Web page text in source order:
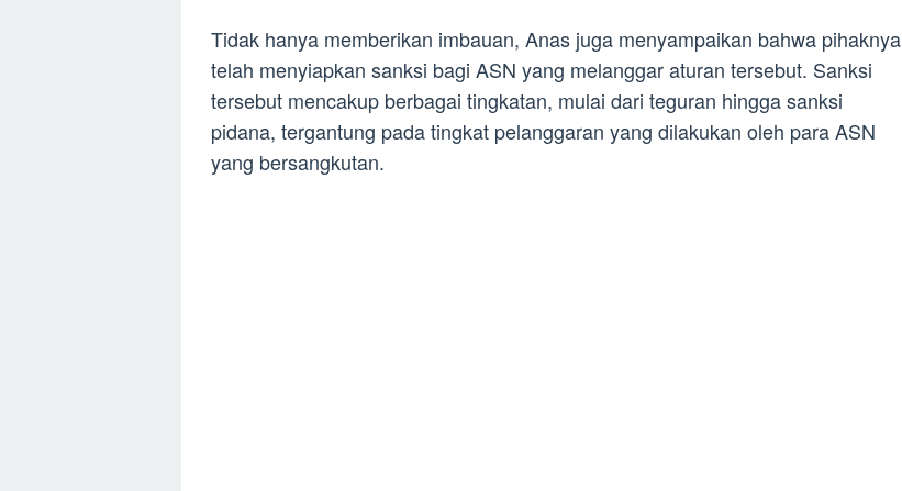
Tidak hanya memberikan imbauan, Anas juga menyampaikan bahwa pihaknya
telah menyiapkan sanksi bagi ASN yang melanggar aturan tersebut. Sanksi
tersebut mencakup berbagai tingkatan, mulai dari teguran hingga sanksi
pidana, tergantung pada tingkat pelanggaran yang dilakukan oleh para ASN
yang bersangkutan.